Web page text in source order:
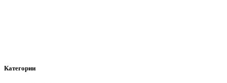
Категории